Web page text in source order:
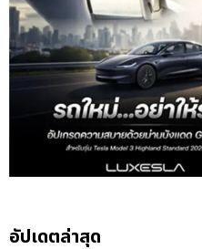
อัปเดตล่าสุด